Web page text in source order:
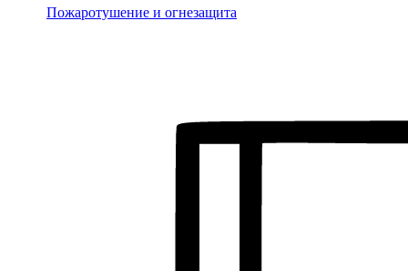
Пожаротушение и огнезащита